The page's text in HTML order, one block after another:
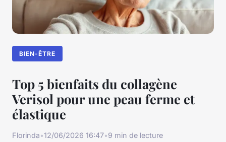
BIEN-ÊTRE
Top 5 bienfaits du collagène
Verisol pour une peau ferme et
élastique
Florinda•12/06/2026 16:47•9 min de lecture